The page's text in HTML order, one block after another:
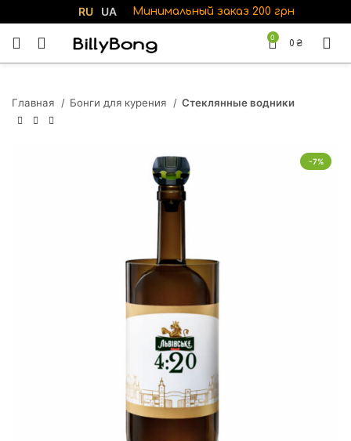
RU UA Минимальный заказ 200 грн
0
0 ₴
Главная Бонги для курения Стеклянные водники
-7%